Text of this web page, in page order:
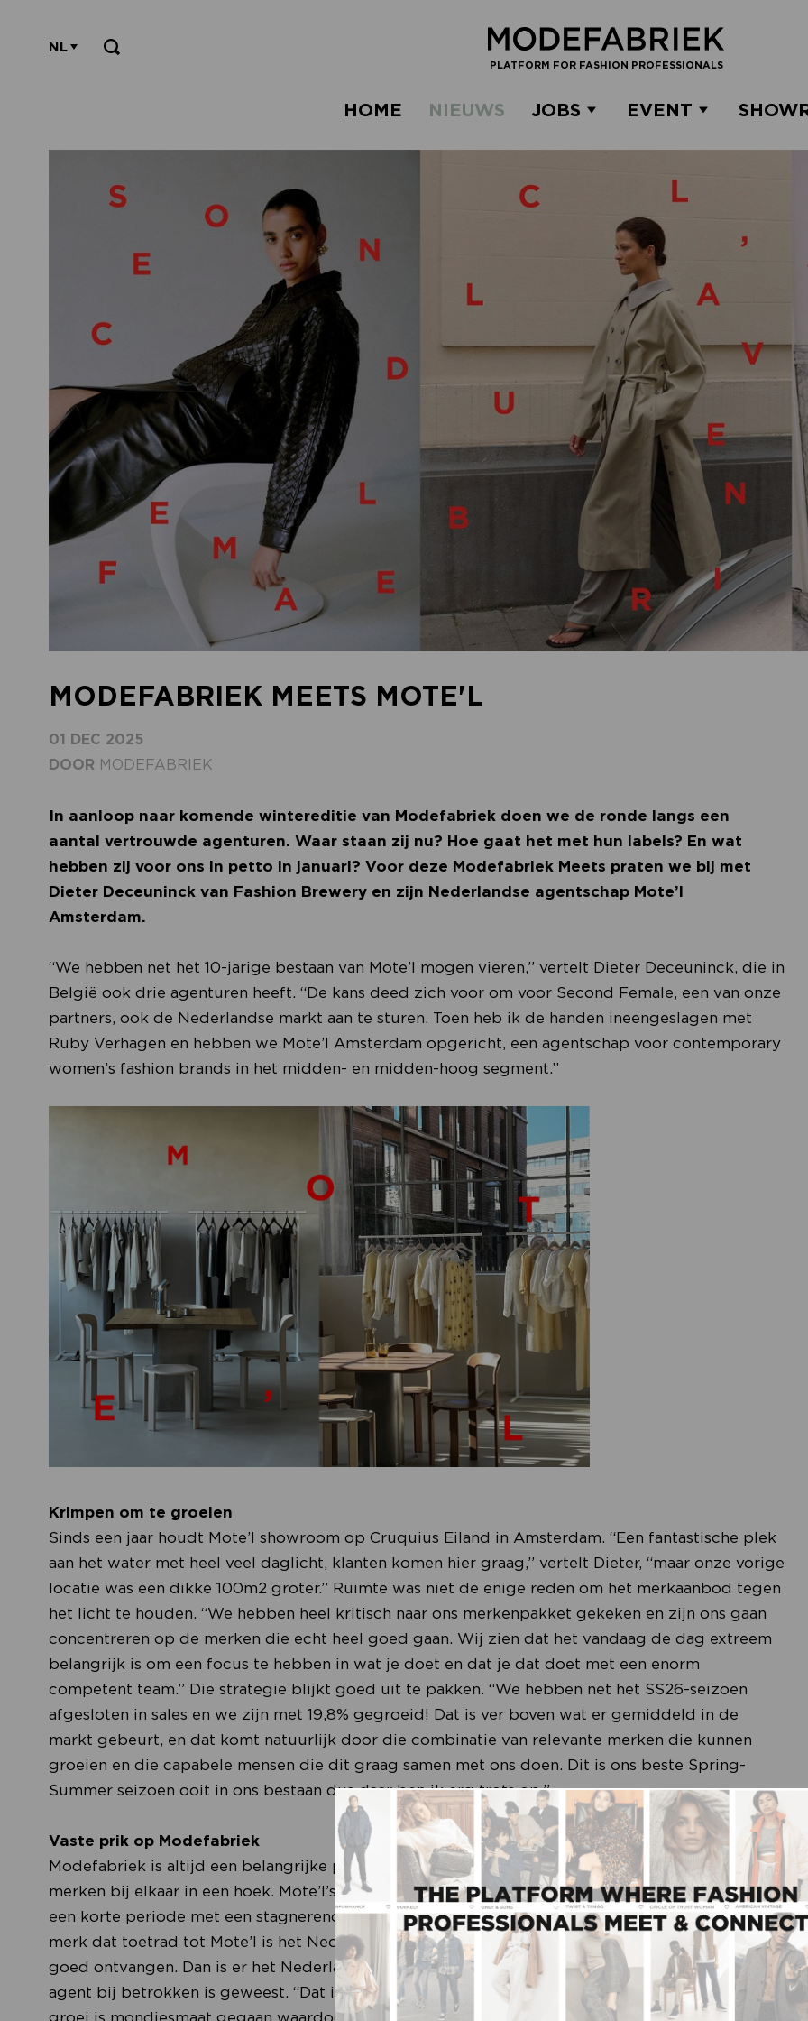
PLATFORM FOR FASHION PROFESSIONALS
NL
HOME NIEUWS JOBS EVENT
MODEFABRIEK MEETS MOTE'L
01 DEC 2025
DOOR MODEFABRIEK
In aanloop naar komende wintereditie van Modefabriek doen we de ronde langs een
aantal vertrouwde agenturen. Waar staan zij nu? Hoe gaat het met hun labels? En wat
hebben zij voor ons in petto in januari? Voor deze Modefabriek Meets praten we bij met
Dieter Deceuninck van Fashion Brewery en zijn Nederlandse agentschap Mote’l
Amsterdam.
“We hebben net het 10-jarige bestaan van Mote’l mogen vieren,” vertelt Dieter Deceuninck, die in
België ook drie agenturen heeft. “De kans deed zich voor om voor Second Female, een van onze
partners, ook de Nederlandse markt aan te sturen. Toen heb ik de handen ineengeslagen met
Ruby Verhagen en hebben we Mote’l Amsterdam opgericht, een agentschap voor contemporary
women’s fashion brands in het midden- en midden-hoog segment.”
Krimpen om te groeien
Sinds een jaar houdt Mote’l showroom op Cruquius Eiland in Amsterdam. “Een fantastische plek
aan het water met heel veel daglicht, klanten komen hier graag,” vertelt Dieter, “maar onze vorige
locatie was een dikke 100m2 groter.” Ruimte was niet de enige reden om het merkaanbod tegen
het licht te houden. “We hebben heel kritisch naar ons merkenpakket gekeken en zijn ons gaan
concentreren op de merken die echt heel goed gaan. Wij zien dat het vandaag de dag extreem
belangrijk is om een focus te hebben in wat je doet en dat je dat doet met een enorm
competent team.” Die strategie blijkt goed uit te pakken. “We hebben net het SS26-seizoen
afgesloten in sales en we zijn met 19,8% gegroeid! Dat is ver boven wat er gemiddeld in de
markt gebeurt, en dat komt natuurlijk door die combinatie van relevante merken die kunnen
groeien en die capabele mensen die dit graag samen met ons doen. Dit is ons beste Spring-
Summer seizoen ooit in ons bestaan dus daar ben ik erg trots op.”
Vaste prik op Modefabriek
Modefabriek is altijd een belangrijke partner geweest. “Dit seizoen staan we met 6 van onze 9
merken bij elkaar in een hoek. Mote’l’s founding brandSecond Femalestaat er natuurlijk, dat na
een korte periode met een stagnerende curve per SS26 weer fors de hoogte ingaat. Het tweede
merk dat toetrad tot Mote’l is het NederlandseAnother- Label,en ook hun SS26 collectie is
goed ontvangen. Dan is er het Nederlandse
Club L’avenir
, waar Mote’l vanaf het prille begin als
agent bij betrokken is geweest. “Dat is misschien wel onze grootste groeier op dit moment. Die